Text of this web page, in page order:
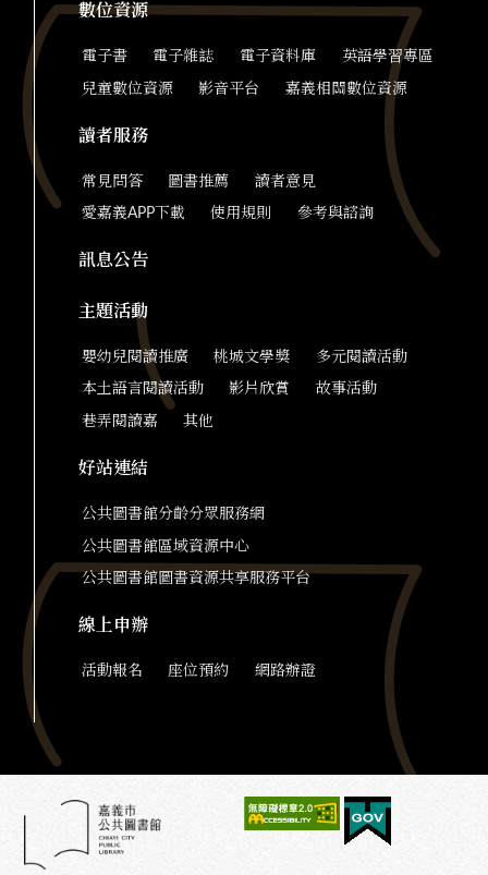
數位資源
電子書 電子雜誌 電子資料庫 英語學習專區
兒童數位資源 影音平台 嘉義相關數位資源
讀者服務
常見問答 圖書推薦 讀者意見
愛嘉義APP下載 使用規則 參考與諮詢
訊息公告
主題活動
嬰幼兒閱讀推廣 桃城文學獎 多元閱讀活動
本土語言閱讀活動 影片欣賞 故事活動
巷弄閱讀嘉 其他
好站連結
公共圖書館分齡分眾服務網
公共圖書館區域資源中心
公共圖書館圖書資源共享服務平台
線上申辦
活動報名 座位預約 網路辦證